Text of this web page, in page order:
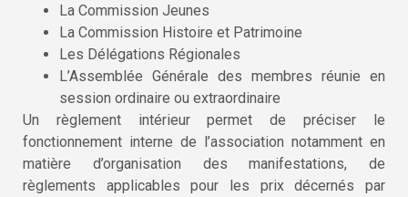
La Commission Jeunes
La Commission Histoire et Patrimoine
Les Délégations Régionales
L’Assemblée Générale des membres réunie en
session ordinaire ou extraordinaire
Un règlement intérieur permet de préciser le
fonctionnement interne de l’association notamment en
matière d’organisation des manifestations, de
règlements applicables pour les prix décernés par